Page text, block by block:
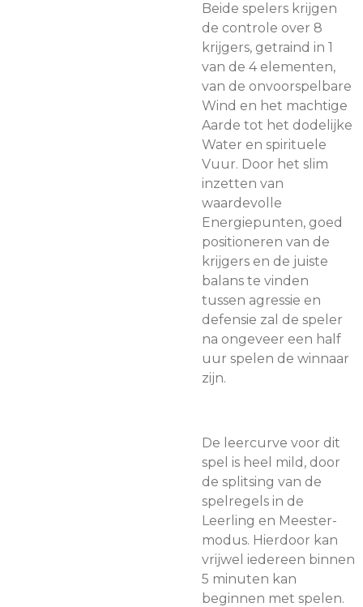
Beide spelers krijgen
de controle over 8
krijgers, getraind in 1
van de 4 elementen,
van de onvoorspelbare
Wind en het machtige
Aarde tot het dodelijke
Water en spirituele
Vuur. Door het slim
inzetten van
waardevolle
Energiepunten, goed
positioneren van de
krijgers en de juiste
balans te vinden
tussen agressie en
defensie zal de speler
na ongeveer een half
uur spelen de winnaar
zijn.
De leercurve voor dit
spel is heel mild, door
de splitsing van de
spelregels in de
Leerling en Meester-
modus. Hierdoor kan
vrijwel iedereen binnen
5 minuten kan
beginnen met spelen.